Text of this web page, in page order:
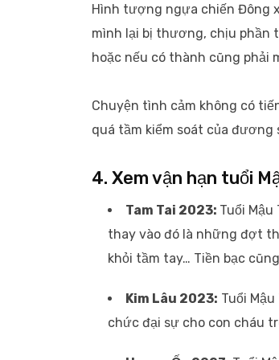
Hình tượng ngựa chiến Đông
mình lại bị thương, chịu phần
hoặc nếu có thành cũng phải
Chuyện tình cảm không có
quá tầm kiểm soát của đương
4. Xem vận hạn tuổi
Tam Tai 2023: Tuổi
thay vào đó là những đợt
khỏi tầm tay… Tiền bạc
Kim Lâu 2023: Tuổi
chức đại sự cho con cháu